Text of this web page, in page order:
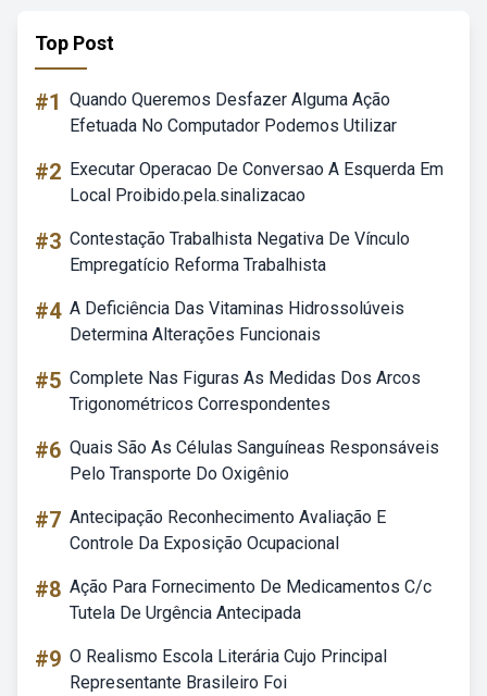
Top Post
#1 Quando Queremos Desfazer Alguma Ação
Efetuada No Computador Podemos Utilizar
#2 Executar Operacao De Conversao A Esquerda Em
Local Proibido.pela.sinalizacao
#3 Contestação Trabalhista Negativa De Vínculo
Empregatício Reforma Trabalhista
#4 A Deficiência Das Vitaminas Hidrossolúveis
Determina Alterações Funcionais
#5 Complete Nas Figuras As Medidas Dos Arcos
Trigonométricos Correspondentes
#6 Quais São As Células Sanguíneas Responsáveis
Pelo Transporte Do Oxigênio
#7 Antecipação Reconhecimento Avaliação E
Controle Da Exposição Ocupacional
#8 Ação Para Fornecimento De Medicamentos C/c
Tutela De Urgência Antecipada
#9 O Realismo Escola Literária Cujo Principal
Representante Brasileiro Foi